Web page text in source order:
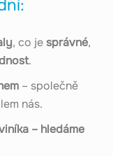
, co jesprávné,
.
– společně
nás.
– hledáme